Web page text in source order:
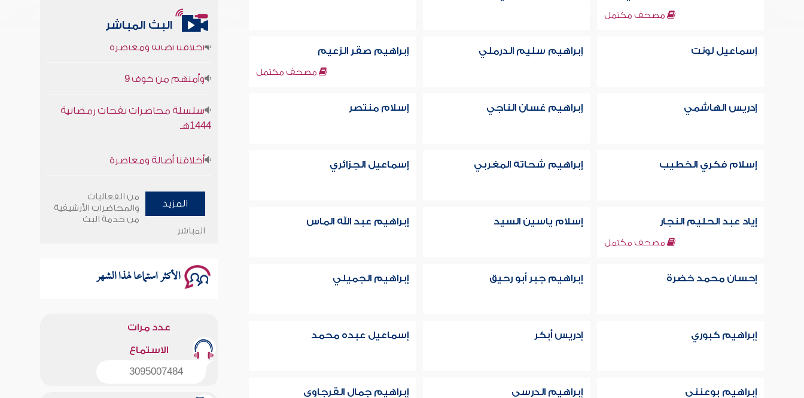
مصحف مكتمل
إسماعيل لونت إبراهيم سليم الدرملي إبراهيم صقر الزعيم
مصحف مكتمل
إدريس الهاشمي إبراهيم غسان الناجي إسلام منتصر
إسلام فكري الخطيب إبراهيم شحاته المغربي إسماعيل الجزائري
إياد عبد الحليم النجار
مصحف مكتمل
إسلام ياسين السيد إبراهيم عبد الله الماس
إحسان محمد خضرة إبراهيم جبر أبو رحيق إبراهيم الجميلي
إبراهيم كبوري إدريس أبكر إسماعيل عبده محمد
إبراهيم بوعنني إبراهيم الدرسي إبراهيم جمال القرجاوي
البث المباشر
أخلاقنا أصالة ومعاصرة
1444هـ
سلسلة محاضرات نفحات رمضانية
1444هـ
المزيد
من الفعاليات
والمحاضرات الأرشيفية
من خدمة البث
المباشر
الأكثر استماعا لهذا الشهر
عدد مرات
الاستماع
3095007484